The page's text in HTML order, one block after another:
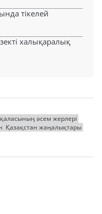
тікелей
халықаралық
әсем жерлері
Қазақстан жаңалықтары